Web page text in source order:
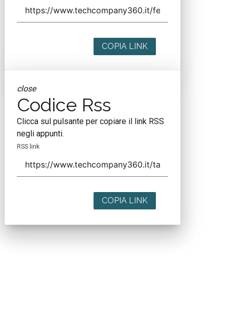
COPIA LINK
close
Codice Rss
Clicca sul pulsante per copiare il link RSS
negli appunti.
RSS link
COPIA LINK